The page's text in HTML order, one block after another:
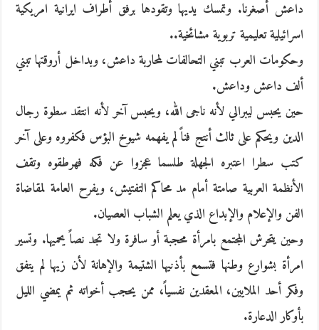
داعش أصغرنا. وتمسك يديها وتقودها برفق أطراف ايرانية امريكية
اسرائيلية تعليمية تربوية مشائخية..
وحكومات العرب تبني التحالفات لمحاربة داعش، وبداخل أروقتها تبني
ألف داعش وداعش.
حين يحبس ليبرالي لأنه ناجى الله، ويحبس آخر لأنه انتقد سطوة رجال
الدين ويحكم على ثالث أنتج فناً لم يفهمه شيوخ البؤس فكفروه وعلى آخر
كتب سطرا اعتبره الجهلة طلسما عجزوا عن فكه فهرطقوه وتقف
الأنظمة العربية صامتة أمام مد محاكم التفتيش، ويفرح العامة لمقاضاة
الفن والإعلام والإبداع الذي يعلم الشباب العصيان.
وحين يتحرش المجتمع بامرأة محجبة أو سافرة ولا تجد نصاً يحميها. وتسير
امرأة بشوارع وطنها فتسمع بأذنيها الشتيمة والإهانة لأن زيها لم يتفق
وفكر أحد الملايين، المعقدين نفسياً، ممن يحجب أخواته ثم يمضي الليل
بأوكار الدعارة.